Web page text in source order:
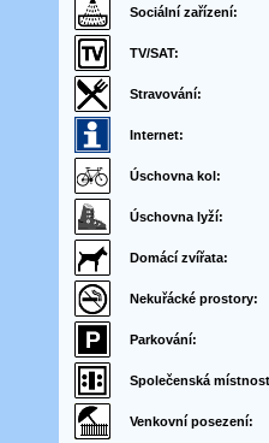
Sociální zařízení:
TV/SAT:
Stravování:
Internet:
Úschovna kol:
Úschovna lyží:
Domácí zvířata:
Nekuřácké prostory:
Parkování:
Společenská
Venkovní posezení: